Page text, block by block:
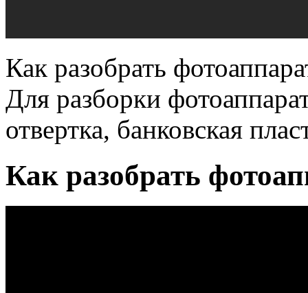
Как разобрать
Для разборки
отвертка, банковская
Как разобрать